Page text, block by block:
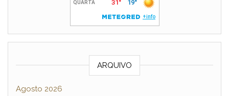
ARQUIVO
Agosto 2026